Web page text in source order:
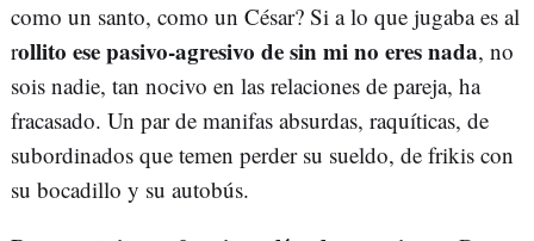
como un santo, como un César? Si a lo que jugaba es al
rollito ese pasivo-agresivo de sin mi no eres nada, no
sois nadie, tan nocivo en las relaciones de pareja, ha
fracasado. Un par de manifas absurdas, raquíticas, de
subordinados que temen perder su sueldo, de frikis con
su bocadillo y su autobús.